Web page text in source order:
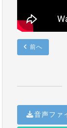
前へ
音声ファ